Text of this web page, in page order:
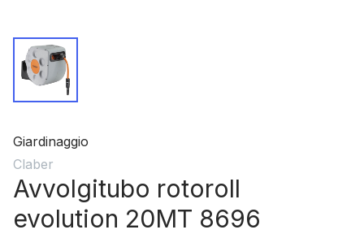
Giardinaggio
Claber
Avvolgitubo rotoroll
evolution 20MT 8696